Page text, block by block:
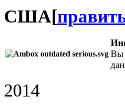
США[
Вы
2014